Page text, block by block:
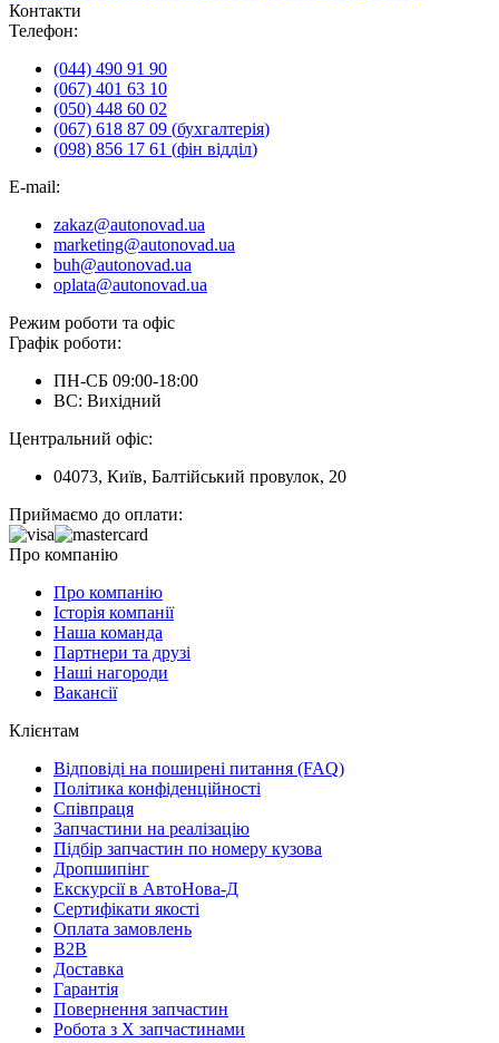
Контакти
Телефон:
(044) 490 91 90
(067) 401 63 10
(050) 448 60 02
(067) 618 87 09 (бухгалтерія)
(098) 856 17 61 (фін відділ)
E-mail:
zakaz@autonovad.ua
marketing@autonovad.ua
buh@autonovad.ua
oplata@autonovad.ua
Режим роботи та офіс
Графік роботи:
ПН-СБ 09:00-18:00
ВС: Вихідний
Центральний офіс:
04073, Київ, Балтійський провулок, 20
Приймаємо до оплати:
Про компанію
Про компанію
Історія компанії
Наша команда
Партнери та друзі
Наші нагороди
Вакансії
Клієнтам
Відповіді на поширені питання (FAQ)
Політика конфіденційності
Співпраця
Запчастини на реалізацію
Підбір запчастин по номеру кузова
Дропшипінг
Екскурсії в АвтоНова-Д
Сертифікати якості
Оплата замовлень
B2B
Доставка
Гарантія
Повернення запчастин
Робота з Х запчастинами